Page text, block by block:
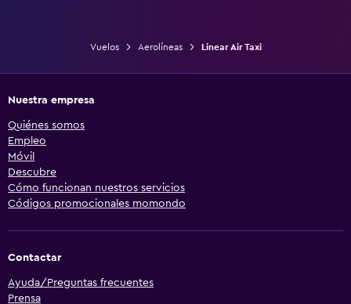
Vuelos Aerolíneas Linear Air Taxi
Nuestra empresa
Quiénes somos
Empleo
Móvil
Descubre
Cómo funcionan nuestros servicios
Códigos promocionales momondo
Contactar
Ayuda/Preguntas frecuentes
Prensa